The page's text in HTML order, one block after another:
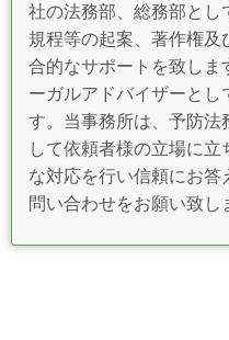
社の法務部、総務部とし
規程等の起案、著作権及
合的なサポートを致しま
ーガルアドバイザーとし
す。当事務所は、予防法
して依頼者様の立場に
な対応を行い信頼にお答
問い合わせをお願い致し